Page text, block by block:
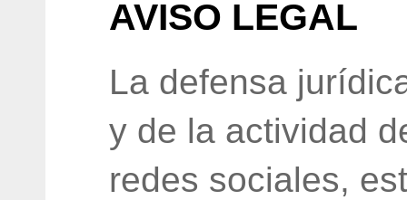
AVISO LEGAL
La defensa
y de la actividad
redes sociales,